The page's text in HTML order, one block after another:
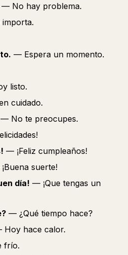
— No hay problema.
— Espera un momento.
listo.
cuidado.
— No te preocupes.
— ¡Feliz cumpleaños!
suerte!
día! — ¡Que tengas un
— ¿Qué tiempo hace?
hace calor.
frío.